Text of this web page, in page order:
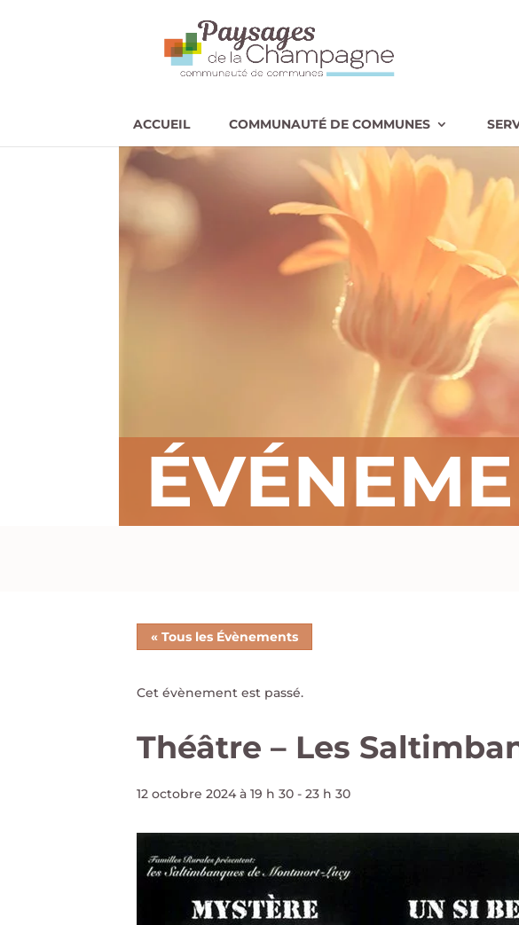
ACCUEIL COMMUNAUTÉ DE COMMUNES
« Tous les Évènements
Cet évènement est passé.
Théâtre – Les
12 octobre 2024 à 19 h 30 -23 h 30